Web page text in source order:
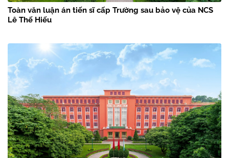
Toàn văn luận án tiến sĩ cấp Trường sau bảo vệ của NCS
Lê Thế Hiếu